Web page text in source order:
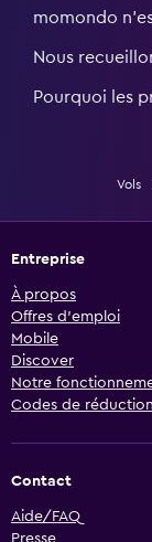
momondo
Nous
Pourquoi les
Vols
Entreprise
À propos
Offres d’emploi
Mobile
Discover
Notre
Codes de
Contact
Aide/FAQ
Presse